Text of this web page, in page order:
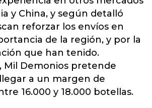
y China, y según detalló
reforzar los envíos en
de la región, y por la
que han tenido.
Mil Demonios pretende
a un margen de
16.000 y 18.000 botellas.